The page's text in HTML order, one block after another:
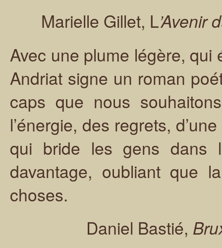
Marielle Gillet, L’Avenir
Avec une plume légère, qui
Andriat signe un roman
caps que nous
l’énergie, des regrets,
qui bride les gens dans
davantage, oubliant que
choses.
Daniel Bastié,